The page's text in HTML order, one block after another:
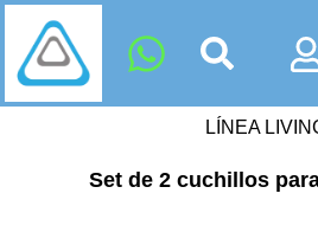
LÍNEA
Set de 2 cuchillos